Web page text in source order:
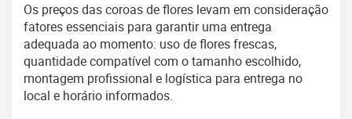
Os preços das coroas de flores levam em consideração
fatores essenciais para garantir uma entrega
adequada ao momento: uso de flores frescas,
quantidade compatível com o tamanho escolhido,
montagem profissional e logística para entrega no
local e horário informados.